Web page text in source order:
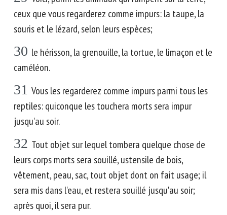
ceux que vous regarderez comme impurs: la taupe, la
souris et le lézard, selon leurs espèces;
30 le hérisson, la grenouille, la tortue, le limaçon et le
caméléon.
31 Vous les regarderez comme impurs parmi tous les
reptiles: quiconque les touchera morts sera impur
jusqu'au soir.
32 Tout objet sur lequel tombera quelque chose de
leurs corps morts sera souillé, ustensile de bois,
vêtement, peau, sac, tout objet dont on fait usage; il
sera mis dans l'eau, et restera souillé jusqu'au soir;
après quoi, il sera pur.